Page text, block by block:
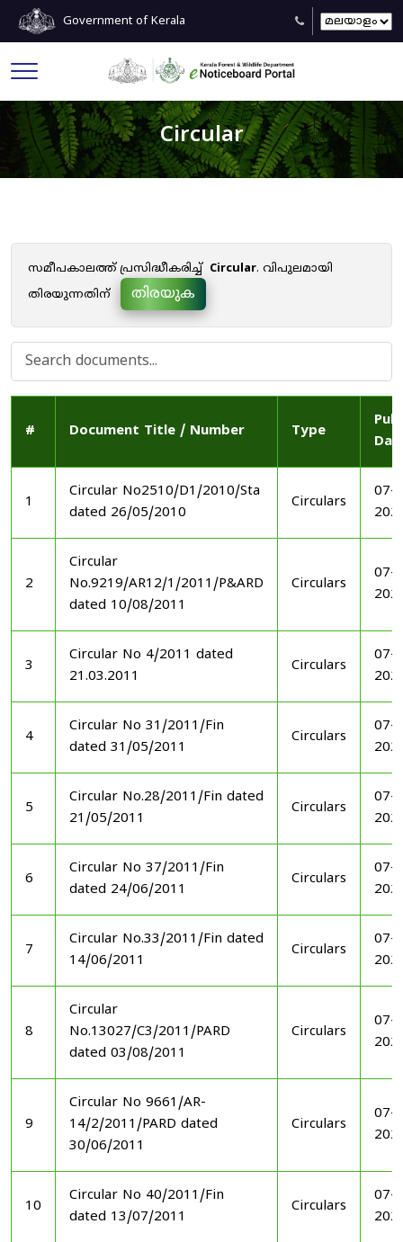
Government of Kerala
Circular
സമീപകാലത്ത് പ്രസിദ്ധീകരിച്ച് Circular. വിപുലമായി
തിരയുന്നതിന്
തിരയുക
# Document Title / Number Type
1
Circular No2510/D1/2010/Sta
dated 26/05/2010
Circulars
07-
2
Circular
No.9219/AR12/1/2011/P&ARD
dated 10/08/2011
Circulars
07-
3
Circular No 4/2011 dated
21.03.2011
Circulars
07-
4
Circular No 31/2011/Fin
dated 31/05/2011
Circulars
07-
5
Circular No.28/2011/Fin dated
21/05/2011
Circulars
07-
6
Circular No 37/2011/Fin
dated 24/06/2011
Circulars
07-
7
Circular No.33/2011/Fin dated
14/06/2011
Circulars
07-
8
Circular
No.13027/C3/2011/PARD
dated 03/08/2011
Circulars
07-
9
Circular No 9661/AR-
14/2/2011/PARD dated
30/06/2011
Circulars
07-
10
Circular No 40/2011/Fin
dated 13/07/2011
Circulars
07-